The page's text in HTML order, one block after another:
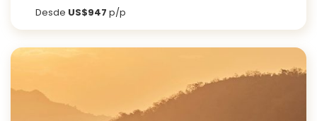
Desde US$947 p/p